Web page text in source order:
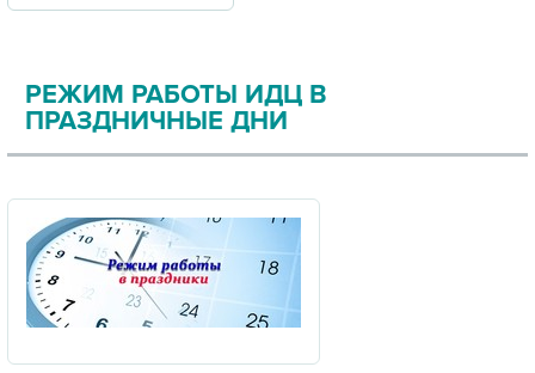
ПРАВОВАЯ ИНФОРМАЦИЯ
РЕЖИМ РАБОТЫ ИДЦ В
ПРАЗДНИЧНЫЕ ДНИ